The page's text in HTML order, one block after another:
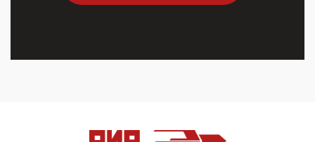
Честно говоря, ситуация с продвижением через